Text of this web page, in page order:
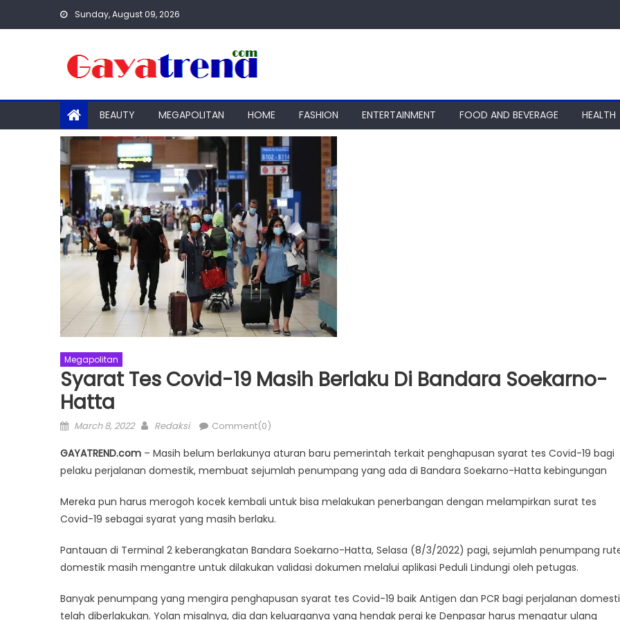
Sunday, August 09, 2026
BEAUTY MEGAPOLITAN HOME FASHION ENTERTAINMENT FOOD AND BEVERAGE HEALTH
Megapolitan
Syarat Tes Covid-19 Masih Berlaku Di Bandara Soekarno-
Hatta
Posted
March 8, 2022 Author
Redaksi Comment(0)
GAYATREND.com – Masih belum berlakunya aturan baru pemerintah terkait penghapusan syarat tes Covid-19 bagi
pelaku perjalanan domestik, membuat sejumlah penumpang yang ada di Bandara Soekarno-Hatta kebingungan
Mereka pun harus merogoh kocek kembali untuk bisa melakukan penerbangan dengan melampirkan surat tes
Covid-19 sebagai syarat yang masih berlaku.
Pantauan di Terminal 2 keberangkatan Bandara Soekarno-Hatta, Selasa (8/3/2022) pagi, sejumlah penumpang
domestik masih mengantre untuk dilakukan validasi dokumen melalui aplikasi Peduli Lindungi oleh petugas.
Banyak penumpang yang mengira penghapusan syarat tes Covid-19 baik Antigen dan PCR bagi perjalanan
telah diberlakukan. Yolan misalnya, dia dan keluarganya yang hendak pergi ke Denpasar harus mengatur ulang